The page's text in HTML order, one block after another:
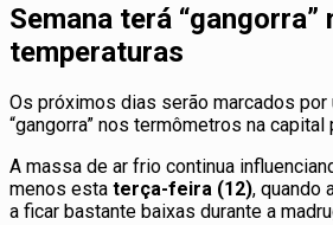
Semana terá “gangorra”
temperaturas
Os próximos dias serão marcados por
“gangorra” nos termômetros na capital
A massa de ar frio continua
menos esta terça-feira (12), quando
a ficar bastante baixas durante a